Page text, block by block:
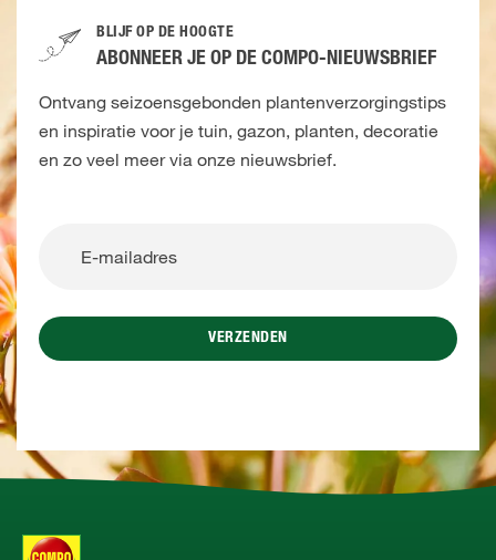
BLIJF OP DE HOOGTE
ABONNEER JE OP DE COMPO-NIEUWSBRIEF
Ontvang seizoensgebonden plantenverzorgingstips
en inspiratie voor je tuin, gazon, planten, decoratie
en zo veel meer via onze nieuwsbrief.
VERZENDEN